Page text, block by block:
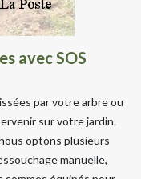
avec SOS
par votre arbre ou
sur votre jardin.
optons plusieurs
manuelle,